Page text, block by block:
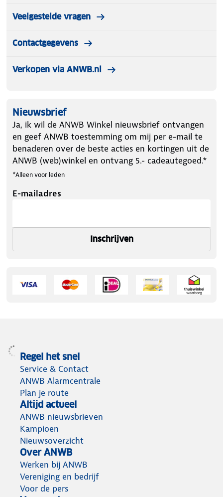
Veelgestelde vragen
Contactgegevens
Verkopen via ANWB.nl
Nieuwsbrief
Ja, ik wil de ANWB Winkel nieuwsbrief ontvangen
en geef ANWB toestemming om mij per e-mail te
benaderen over de beste acties en kortingen uit de
ANWB (web)winkel en ontvang 5.- cadeautegoed.*
*Alleen voor leden
E-mailadres
Inschrijven
Regel het snel
Service & Contact
ANWB Alarmcentrale
Plan je route
Altijd actueel
ANWB nieuwsbrieven
Kampioen
Nieuwsoverzicht
Over ANWB
Werken bij ANWB
Vereniging en bedrijf
Voor de pers